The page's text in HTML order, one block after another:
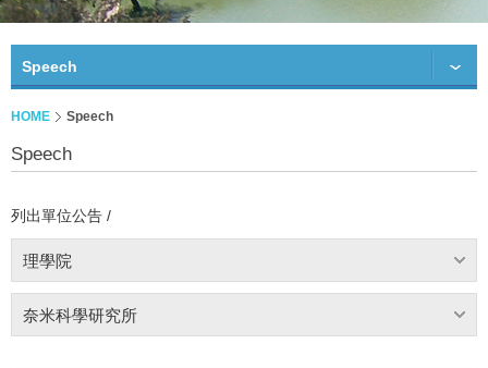
Speech
HOME Speech
Speech
列出單位公告 /
理學院
奈米科學研究所